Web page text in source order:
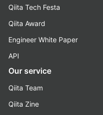
Qiita Tech Festa
Qiita Award
Engineer White Paper
API
Our service
Qiita Team
Qiita Zine